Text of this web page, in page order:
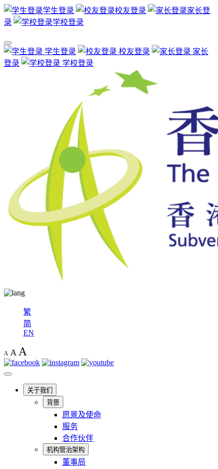
学生登录 校友登录
家长登
录
学校登录
学生登录 校友登录
家长
登录
学校登录
繁
简
EN
A A A
关于我们
背景
愿景及使命
服务
合作伙伴
机构管治架构
董事局